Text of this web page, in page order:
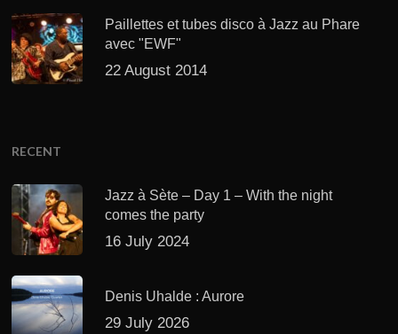
Paillettes et tubes disco à Jazz au Phare
avec "EWF"
22 August 2014
RECENT
Jazz à Sète – Day 1 – With the night
comes the party
16 July 2024
Denis Uhalde : Aurore
29 July 2026